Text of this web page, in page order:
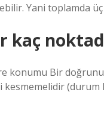
Yani toplamda
kaç
konumu Bir